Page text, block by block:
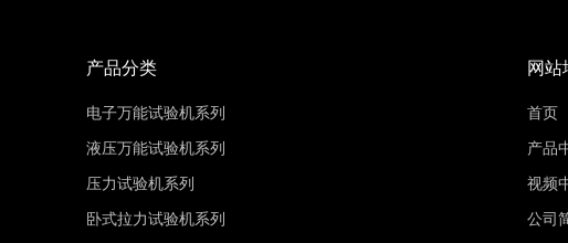
产品分类
电子万能试验机系列
液压万能试验机系列
压力试验机系列
卧式拉力试验机系列
网站
首页
产品
视频
公司